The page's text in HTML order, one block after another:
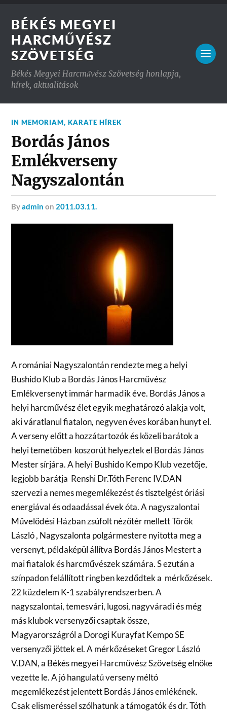
BÉKÉS MEGYEI
HARCMŰVÉSZ
SZÖVETSÉG
Békés Megyei Harcművész Szövetség honlapja,
hírek, aktualitások
IN MEMORIAM,KARATE HÍREK
Bordás János
Emlékverseny
Nagyszalontán
byadmin on 2011.03.11.
A romániai Nagyszalontán rendezte meg a helyi
Bushido Klub a Bordás János Harcművész
Emlékversenyt immár harmadik éve. Bordás János a
helyi harcművész élet egyik meghatározó alakja volt,
aki váratlanul fiatalon, negyven éves korában hunyt el.
A verseny előtt a hozzátartozók és közeli barátok a
helyi temetőben koszorút helyeztek el Bordás János
Mester sírjára. A helyi Bushido Kempo Klub vezetője,
legjobb barátja Renshi Dr.Tóth Ferenc IV.DAN
szervezi a nemes megemlékezést és tisztelgést óriási
energiával és odaadással évek óta. A nagyszalontai
Művelődési Házban zsúfolt nézőtér mellett Török
László , Nagyszalonta polgármestere nyitotta meg a
versenyt, példaképül állítva Bordás János Mestert a
mai fiatalok és harcművészek számára. S ezután a
színpadon felállított ringben kezdődtek a mérkőzések.
22 küzdelem K-1 szabályrendszerben. A
nagyszalontai, temesvári, lugosi, nagyváradi és még
más klubok versenyzői csaptak össze,
Magyarországról a Dorogi Kurayfat Kempo SE
versenyzői jöttek el. A mérkőzéseket Gregor László
V.DAN, a Békés megyei Harcművész Szövetség elnöke
vezette le. A jó hangulatú verseny méltó
megemlékezést jelentett Bordás János emlékének.
Csak elismeréssel szólhatunk a támogatók és dr. Tóth